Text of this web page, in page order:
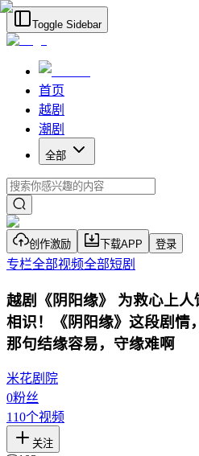
Toggle Sidebar
首页
越剧
潮剧
全部
创作激励 下载APP 登录
专栏全部视频全部短剧
越剧《阴阳缘》 为救心上
相识！《阴阳缘》这段剧情
那句结缘容易，守缘难啊
米花剧院
0粉丝
110个视频
关注